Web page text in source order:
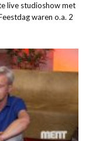
live studioshow met
waren o.a. 2